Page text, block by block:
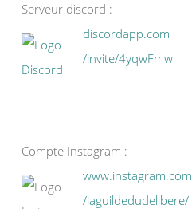
Serveur discord :
discordapp.com
/invite/4yqwFmw
Compte Instagram :
www.instagram.com
/laguildedudelibere/